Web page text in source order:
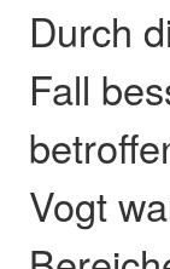
Durch
Fall
Vogt